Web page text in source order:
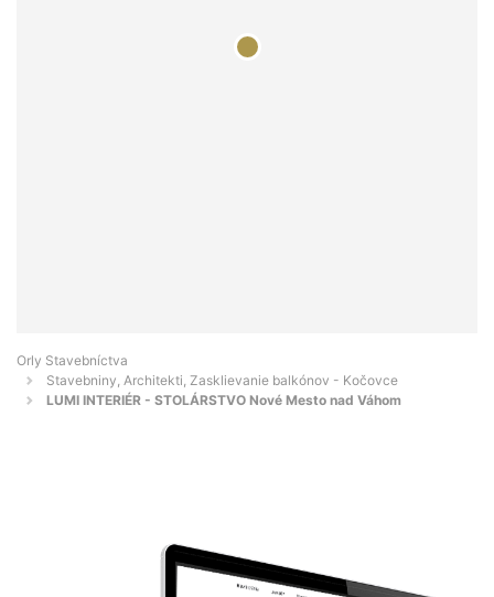
Orly Stavebníctva
Stavebniny, Architekti, Zasklievanie balkónov - Kočovce
LUMI INTERIÉR - STOLÁRSTVO Nové Mesto nad Váhom